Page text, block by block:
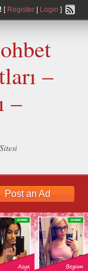
[ Register| Login ]
–
–
Post an Ad